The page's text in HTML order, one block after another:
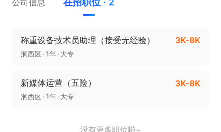
公司信息
称重设备技术员助理（接受无经验） 3K-8K
涧西区 1年 大专
新媒体运营（五险） 3K-8K
涧西区 1年 大专
没有更多职位啦~